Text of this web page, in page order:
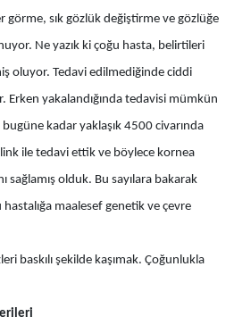
görme, sık gözlük değiştirme ve gözlüğe
Ne yazık ki çoğu hasta, belirtileri
oluyor. Tedavi edilmediğinde ciddi
Erken yakalandığında tedavisi mümkün
kadar yaklaşık 4500 civarında
ile tedavi ettik ve böylece kornea
sağlamış olduk. Bu sayılara bakarak
maalesef genetik ve çevre
baskılı şekilde kaşımak. Çoğunlukla